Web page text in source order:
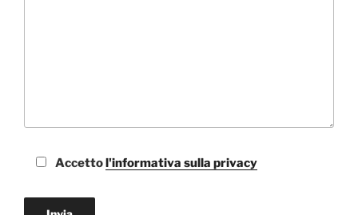
Accettol'informativa sulla privacy